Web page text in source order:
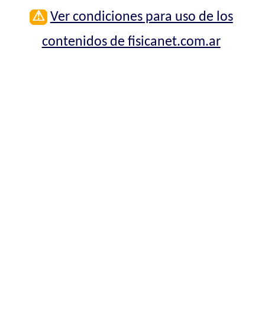
⚠ Ver condiciones para uso de los
contenidos de fisicanet.com.ar